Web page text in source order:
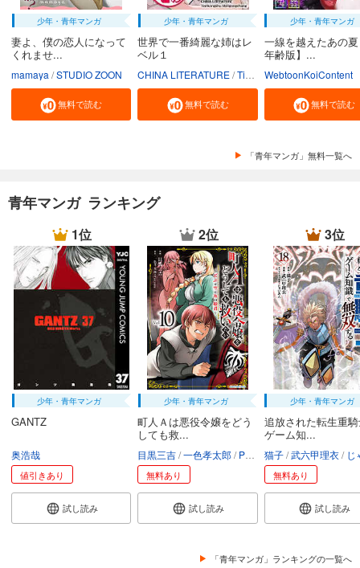
少年・青年マンガ
妻よ、僕の恋人になって
くれませ...
mamaya STUDIO ZOON
無料で読む
少年・青年マンガ
世界で一番綺麗な姉はレ
ベル１
CHINA LITERATURE Tiankongshu Mangongchang
無料で読む
少年・青年マンガ
一線を越えたあの
年齢版】...
WebtoonKoiContent
無料で読む
「青年マンガ」無料一覧へ
青年マンガ ランキング
1位
少年・青年マンガ
GANTZ
奥浩哉
値引きあり
試し読み
2位
少年・青年マンガ
町人Ａは悪役令嬢をどう
しても救...
目黒三吉 一色孝太郎 Parum
無料あり
試し読み
3位
少年・青年マンガ
追放された転生重
ゲーム知...
猫子 武六甲理衣 じゃ
無料あり
試し読み
「青年マンガ」ランキングの一覧へ